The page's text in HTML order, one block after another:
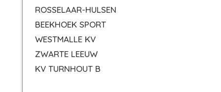
ROSSELAAR-HULSEN
BEEKHOEK SPORT
WESTMALLE KV
ZWARTE LEEUW
KV TURNHOUT B